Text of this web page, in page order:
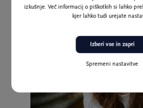
izkušnje. Več informacij o piškotkih si lahko
kjer lahko tudi urejate
Spremeni nastavitve
Izberi vse in zapri